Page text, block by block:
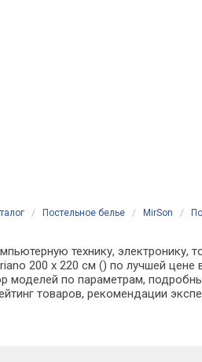
/ Постельное белье / MirSon /
технику,
200 x 220 см () по лучшей
по параметрам,
товаров, рекомендации